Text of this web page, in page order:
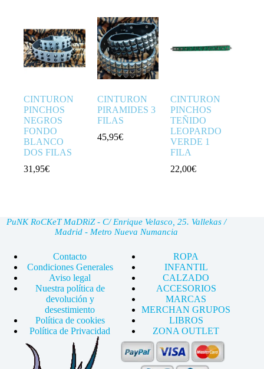
CINTURON
PINCHOS
NEGROS
FONDO
BLANCO
DOS FILAS
31,95€
CINTURON
PIRAMIDES 3
FILAS
45,95€
CINTURON
PINCHOS
TEÑIDO
LEOPARDO
VERDE 1
FILA
22,00€
PuNK RoCKeT MaDRiZ - C/ Enrique Velasco, 25. Vallekas /
Madrid - Metro Nueva Numancia
Contacto
Condiciones Generales
Aviso legal
Nuestra política de
devolución y
desestimiento
Política de cookies
Política de Privacidad
ROPA
INFANTIL
CALZADO
ACCESORIOS
MARCAS
MERCHAN GRUPOS
LIBROS
ZONA OUTLET